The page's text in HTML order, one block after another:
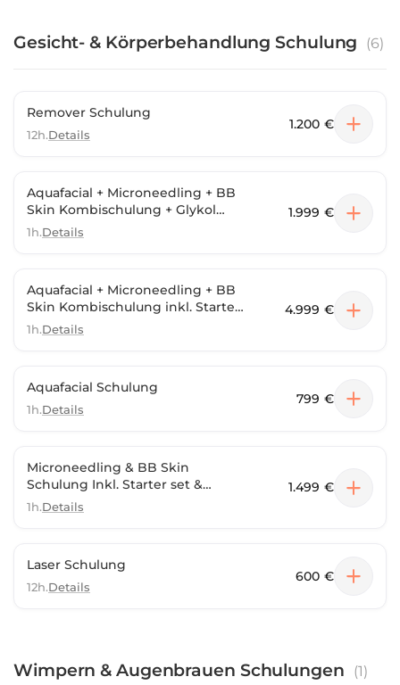
Gesicht- & Körperbehandlung Schulung (6)
Remover Schulung
12h.Details
1.200 €
Aquafacial + Microneedling + BB
Skin Kombischulung + Glykol
Peeling inkl. Starter set &
Maschine
1h.Details
1.999 €
Aquafacial + Microneedling + BB
Skin Kombischulung inkl. Starter
set & Maschine und Aquafacial
gerät
1h.Details
4.999 €
Aquafacial Schulung
1h.Details
799 €
Microneedling & BB Skin
Schulung Inkl. Starter set &
Maschine
1h.Details
1.499 €
Laser Schulung
12h.Details
600 €
Wimpern & Augenbrauen Schulungen (1)